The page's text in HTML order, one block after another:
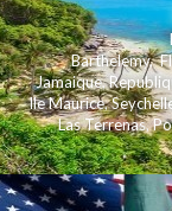
Barthelemy,
Jamaique,
Ile Maurice,
Las Terrenas,